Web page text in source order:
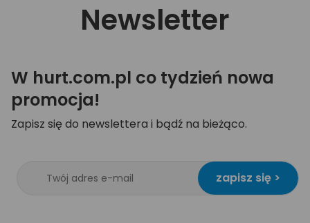
Newsletter
W hurt.com.pl co tydzień nowa
promocja!
Zapisz się do newslettera i bądź na bieżąco.
zapisz się >